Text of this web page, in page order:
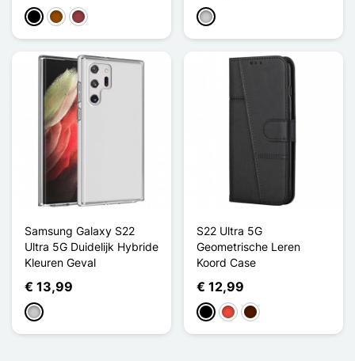
ZwartBruinDonkerrood Transparant
Samsung Galaxy S22
Ultra 5G Duidelijk Hybride
Kleuren Geval
€ 13,99
Transparant
S22 Ultra 5G
Geometrische Leren
Koord Case
€ 12,99
ZwartRoodDonkerbruin